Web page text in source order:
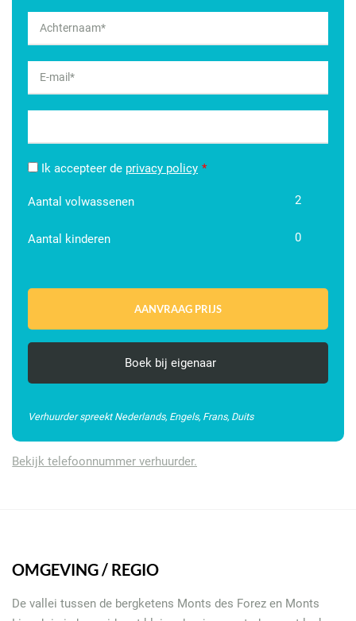
Ik accepteer de privacy policy
Aantal volwassenen 2
Aantal kinderen 0
Boek bij eigenaar
Verhuurder spreekt Nederlands, Engels, Frans, Duits
Bekijk telefoonnummer verhuurder.
OMGEVING / REGIO
De vallei tussen de bergketens Monts des Forez en Monts